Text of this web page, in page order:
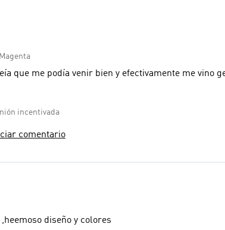
que me podía venir bien y efectivamente me vino
incentivada
comentario
diseño y colores